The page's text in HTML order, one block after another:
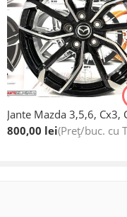
Sportage SLS/SL;
Sportage QLE;
Venga;
Optional, senzori de
fabricatie Germania) la
Optional, piulite/
fabricatie Germania) la
800,00 lei(Preț/buc. cu